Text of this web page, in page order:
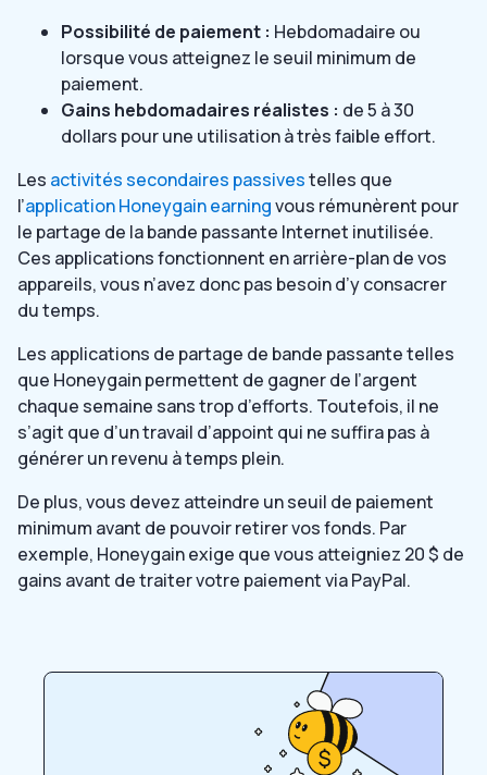
Possibilité de paiement : Hebdomadaire ou
lorsque vous atteignez le seuil minimum de
paiement.
Gains hebdomadaires réalistes : de 5 à 30
dollars pour une utilisation à très faible effort.
Les activités secondaires passivestelles que
l’application Honeygain earningvous rémunèrent pour
le partage de la bande passante Internet inutilisée.
Ces applications fonctionnent en arrière-plan de vos
appareils, vous n’avez donc pas besoin d’y consacrer
du temps.
Les applications de partage de bande passante telles
que Honeygain permettent de gagner de l’argent
chaque semaine sans trop d’efforts. Toutefois, il ne
s’agit que d’un travail d’appoint qui ne suffira pas à
générer un revenu à temps plein.
De plus, vous devez atteindre un seuil de paiement
minimum avant de pouvoir retirer vos fonds. Par
exemple, Honeygain exige que vous atteigniez 20 $ de
gains avant de traiter votre paiement via PayPal.